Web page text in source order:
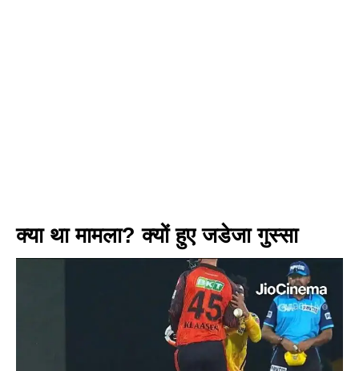
क्या था मामला? क्यों हुए जडेजा गुस्सा